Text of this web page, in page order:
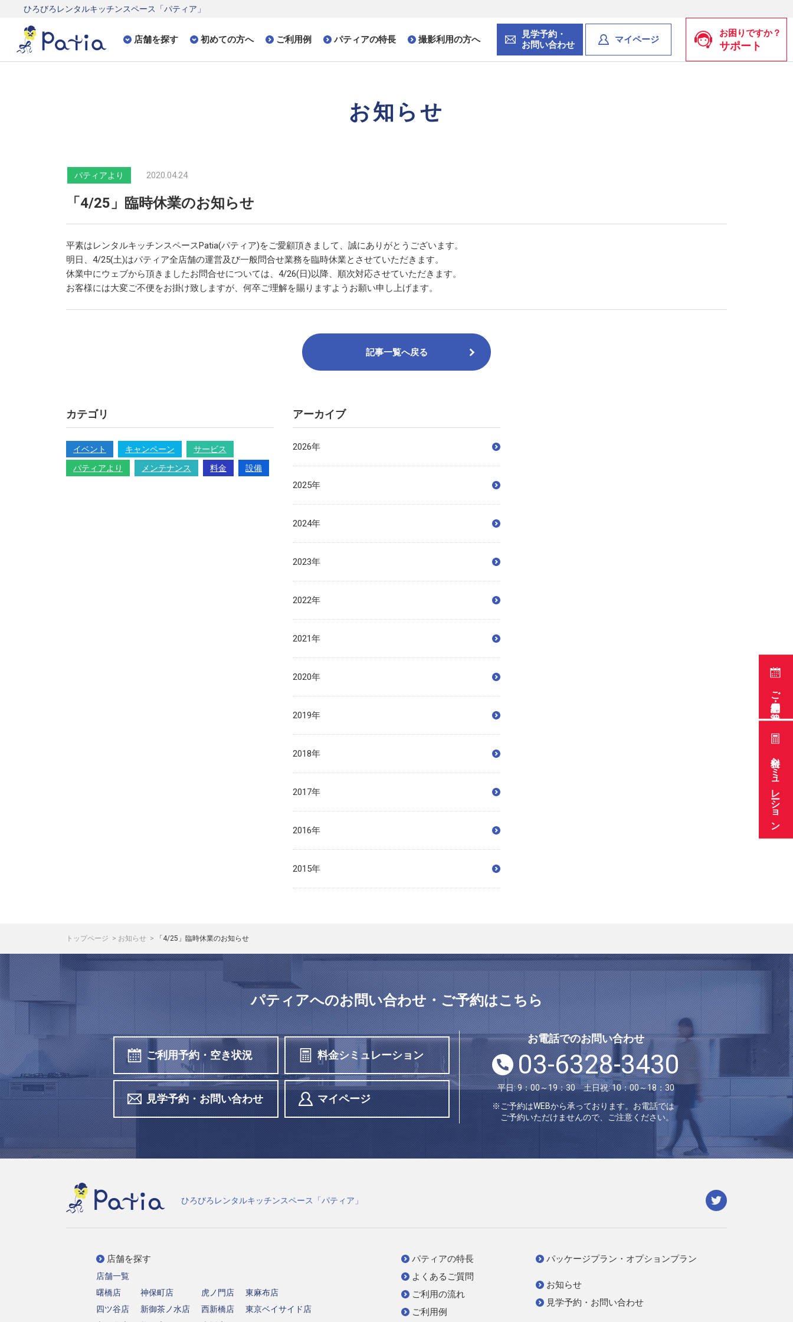
ひろびろレンタルキッチンスペース「パティア」
店舗を探す 初めての方へ ご利用例 パティアの特長 撮影利用の方へ
見学予約・
お問い合わせ
マイページ
お困りですか？
サポート
ご利用予約・空き状況
料金シミュレーション
お知らせ
パティアより 2020.04.24
「4/25」臨時休業のお知らせ
平素はレンタルキッチンスペースPatia(パティア)をご愛顧頂きまして、誠にありがとうございます。
明日、4/25(土)はパティア全店舗の運営及び一般問合せ業務を臨時休業とさせていただきます。
休業中にウェブから頂きましたお問合せについては、4/26(日)以降、順次対応させていただきます。
お客様には大変ご不便をお掛け致しますが、何卒ご理解を賜りますようお願い申し上げます。
記事一覧へ戻る
カテゴリ
イベント キャンペーン
サービス
パティアより
メンテナンス 料金 設備
アーカイブ
2026年
2025年
2024年
2023年
2022年
2021年
2020年
2019年
2018年
2017年
2016年
2015年
トップページ お知らせ 「4/25」臨時休業のお知らせ
パティアへのお問い合わせ・ご予約はこちら
ご利用予約・空き状況 料金シミュレーション
見学予約・お問い合わせ マイページ
お電話でのお問い合わせ
03-6328-3430
平日: 9：00～19：30 土日祝: 10：00～18：30
※ご予約はWEBから承っております。お電話では
ご予約いただけませんので、ご注意ください。
ひろびろレンタルキッチンスペース「パティア」
店舗を探す
店舗一覧
曙橋店
四ツ谷店
神保町店
新御茶ノ水店
虎ノ門店
西新橋店
東麻布店
東京ベイサイド店
パティアの特長
よくあるご質問
ご利用の流れ
ご利用例
パッケージプラン・オプションプラン
お知らせ
見学予約・お問い合わせ